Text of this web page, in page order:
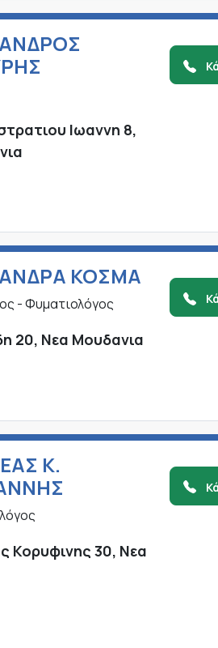
Ιωαννη 8,
ΚΟΣΜΑ
- Φυματιολόγος
20, Νεα Μουδανια
Κ.
Κορυφινης 30, Νεα